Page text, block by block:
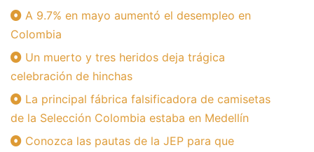
A 9.7% en mayo aumentó el desempleo en
Colombia
Un muerto y tres heridos deja trágica
celebración de hinchas
La principal fábrica falsificadora de camisetas
de la Selección Colombia estaba en Medellín
Conozca las pautas de la JEP para que